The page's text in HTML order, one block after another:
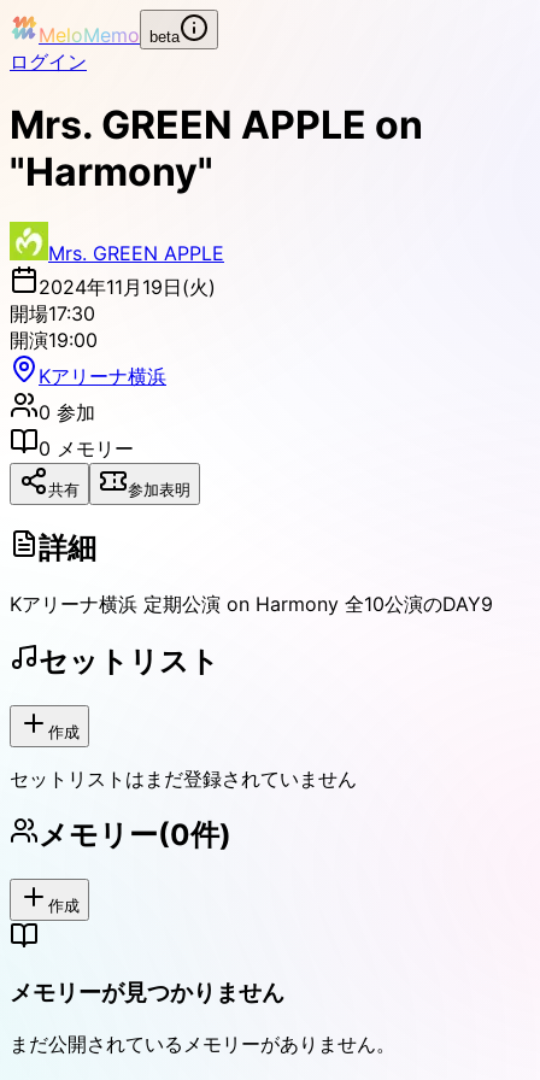
MeloMemo beta
ログイン
Mrs. GREEN APPLE on
"Harmony"
Mrs. GREEN APPLE
2024年11月19日(火)
開場17:30
開演19:00
Kアリーナ横浜
0 参加
0 メモリー
共有 参加表明
詳細
Kアリーナ横浜 定期公演 on Harmony 全10公演のDAY9
セットリスト
作成
セットリストはまだ登録されていません
メモリー(0件)
作成
メモリーが見つかりません
まだ公開されているメモリーがありません。